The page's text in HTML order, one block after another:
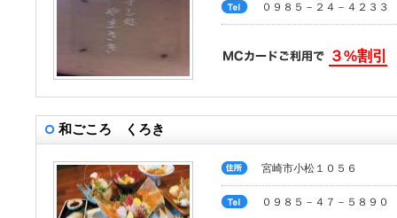
０９８５－２４－４２３３
３%割引
和ごころ くろき
宮崎市小松１０５６
０９８５－４７－５８９０